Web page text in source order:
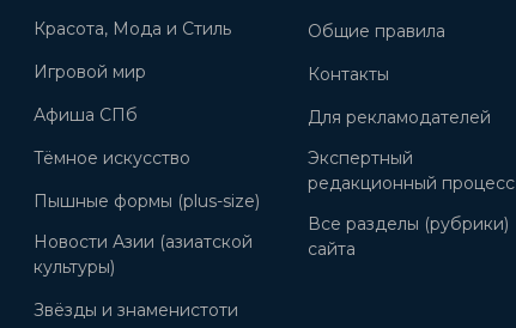
Красота, Мода и Стиль
Игровой мир
Афиша СПб
Тёмное искусство
Пышные формы (plus-size)
Новости Азии (азиатской
культуры)
Звёзды и знаменистоти
Общие правила
Контакты
Для рекламодателей
Экспертный
редакционный процесс
Все разделы (рубрики)
сайта